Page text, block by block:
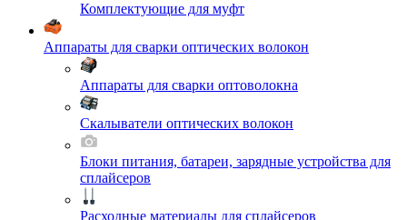
Комплектующие для муфт
Аппараты для сварки оптических волокон
Аппараты для сварки оптоволокна
Скалыватели оптических волокон
Блоки питания, батареи, зарядные устройства для
сплайсеров
Расходные материалы для сплайсеров